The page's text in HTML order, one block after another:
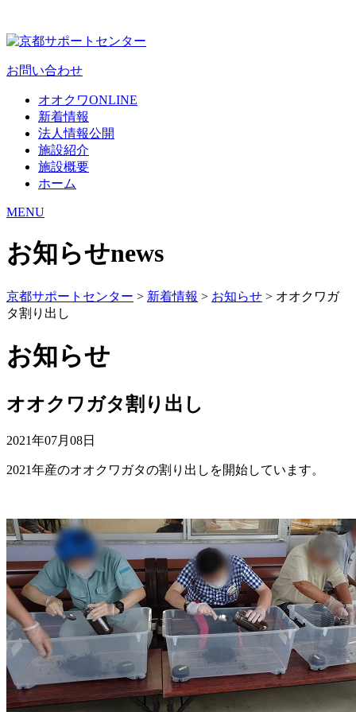
お問い合わせ
オオクワONLINE
新着情報
法人情報公開
施設紹介
施設概要
ホーム
MENU
お知らせnews
京都サポートセンター > 新着情報 > お知らせ > オオクワガ
タ割り出し
お知らせ
オオクワガタ割り出し
2021年07月08日
2021年産のオオクワガタの割り出しを開始しています。